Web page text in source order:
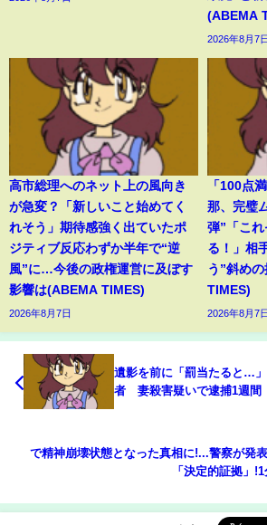
(ABEMA
2026年8月7日
高市総理へのネット上の風向き
が急変？「新しいこと始めてく
れそう」期待感強く出ていたポ
ジティブ反応わずか半年で“逆
風”に…今後の政権運営に及ぼす
影響は(ABEMA TIMES)
2026年8月7日
「100点
那、完璧
弾”「こ
る！」相
う”斜め
TIMES)
2026年8月7日
遺影を前に「罰当たると…
者 妻殺害疑いで逮捕1週
で精神崩壊状態となった真相に!...警察が発
「決定的証拠」